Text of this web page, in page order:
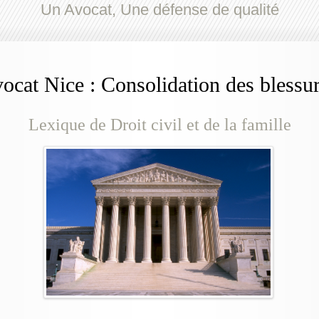
Un Avocat, Une défense de qualité
Nice : Consolidation des
Lexique de Droit civil et de la famille